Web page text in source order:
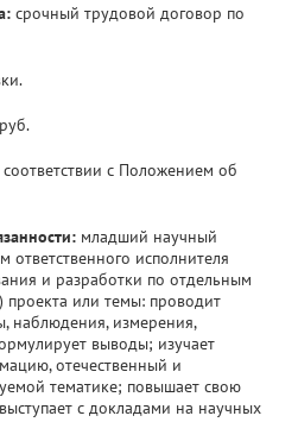
срочный трудовой договор по
соответствии с Положением об
младший научный
ответственного исполнителя
и разработки по отдельным
проекта или темы: проводит
наблюдения, измерения,
выводы; изучает
отечественный и
тематике; повышает свою
с докладами на научных